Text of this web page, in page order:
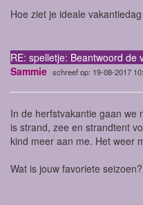
Hoe ziet je ideale
RE: spelletje: Beantwoord de
Sammie schreef op: 19-08-2017
In de herfstvakantie gaan we
is strand, zee en strandtent
kind meer aan me. Het weer
Wat is jouw favoriete seizoen?